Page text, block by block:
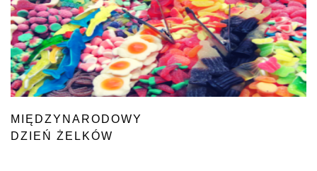
MIĘDZYNARODOWY
DZIEŃ ŻELKÓW